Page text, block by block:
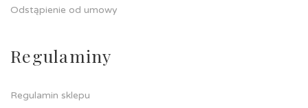
Odstąpienie od umowy
Regulaminy
Regulamin sklepu